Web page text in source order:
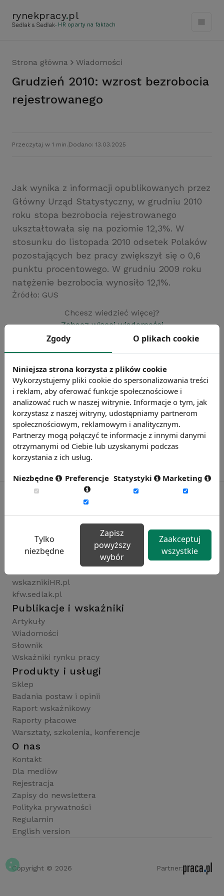
rynekpracy.pl
- HR oparty na faktach
Strona główna Wiadomości
Grudzień 2010: wzrost bezrobocia
rejestrowanego
Przeczytaj w 1 min. Dodano: 13.03.2025
Jak wynika z informacji opublikowanych przez
Główny Urząd Statystyczny, w grudniu 2010
roku stopa bezrobocia rejestrowanego
ukształtowała się na poziomie 12,3%. W
stosunku do listopada 2010 odsetek Polaków
pozostających bez pracy zwiększył się o 0,6
punktu procentowego. W grudniu 2009 roku
natężenie bezrobocia wynosiło 12,1%.
Źródło: GUS
Chcesz wiedzieć więcej?
Zobacz więcej wiadomości
Rynekpracy.pl
sedlak.pl
wynagrodzenia.pl
raportyplacowe.pl
wskaznikiHR.pl
kfw.sedlak.pl
Publikacje i wskaźniki
Artykuły
Wiadomości
Słownik
Wskaźniki rynku pracy
Produkty i usługi
Sklep
Badania postaw i opinii
Raport wskaźnikowy
Raporty płacowe
Warsztaty, szkolenia, konferencje
O nas
Kontakt
Dla mediów
Rejestracja
Zapisy do newslettera
Polityka prywatności
Regulamin
English version
Copyright © 2026 Partner:
Zgody O plikach cookie
Niniejsza strona korzysta z plików cookie
Wykorzystujemy pliki cookie do spersonalizowania treści
i reklam, aby oferować funkcje społecznościowe i
analizować ruch w naszej witrynie. Informacje o tym, jak
korzystasz z naszej witryny, udostępniamy partnerom
społecznościowym, reklamowym i analitycznym.
Partnerzy mogą połączyć te informacje z innymi danymi
otrzymanymi od Ciebie lub uzyskanymi podczas
korzystania z ich usług.
Niezbędne Preferencje Statystyki Marketing
Tylko
niezbędne
Zapisz
powyższy
wybór
Zaakceptuj
wszystkie